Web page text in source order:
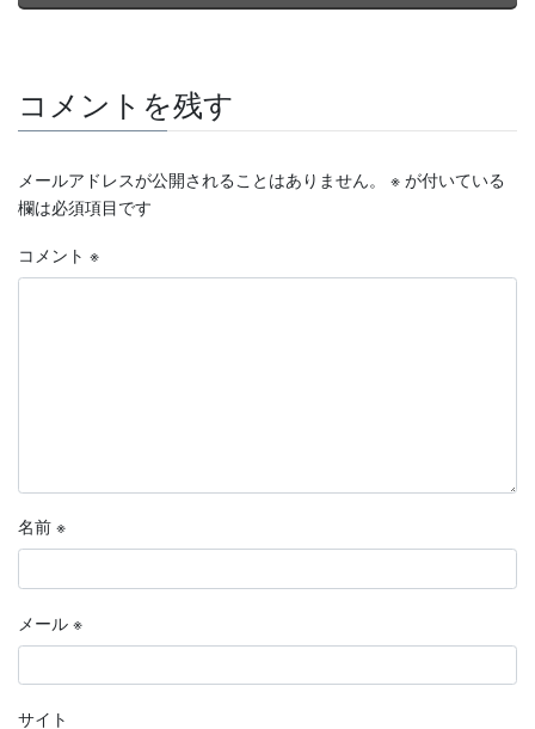
コメントを残す
メールアドレスが公開されることはありません。 ※ が付いている
欄は必須項目です
コメント ※
名前 ※
メール ※
サイト